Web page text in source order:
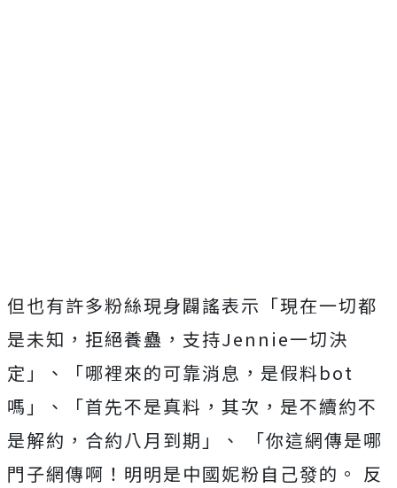
但也有許多粉絲現身闢謠表示「現在一切都
是未知，拒絕養蠱，支持Jennie一切決
定」、「哪裡來的可靠消息，是假料bot
嗎」、「首先不是真料，其次，是不續約不
是解約，合約八月到期」、 「你這網傳是哪
門子網傳啊！明明是中國妮粉自己發的。 反